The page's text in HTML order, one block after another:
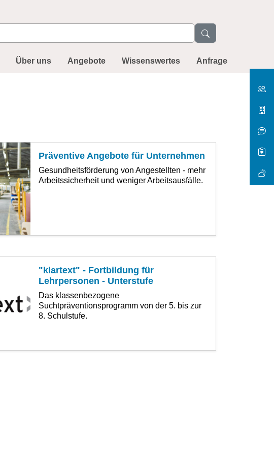
Über uns Angebote Wissenswertes Anfrage
Präventive Angebote für Unternehmen
Gesundheitsförderung von Angestellten - mehr
Arbeitssicherheit und weniger Arbeitsausfälle.
"klartext" - Fortbildung für
Lehrpersonen - Unterstufe
Das klassenbezogene
Suchtpräventionsprogramm von der 5. bis zur
8. Schulstufe.